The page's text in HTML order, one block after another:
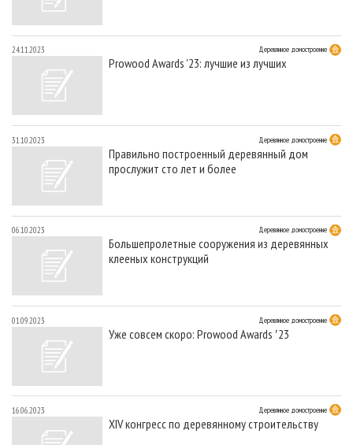
24.11.2023 Деревянное домостроение
Prowood Awards '23: лучшие из лучших
31.10.2023 Деревянное домостроение
Правильно построенный деревянный дом
прослужит сто лет и более
06.10.2023 Деревянное домостроение
Большепролетные сооружения из деревянных
клееных конструкций
01.09.2023 Деревянное домостроение
Уже совсем скоро: Prowood Awards ′23
16.06.2023 Деревянное домостроение
XIV конгресс по деревянному строительству